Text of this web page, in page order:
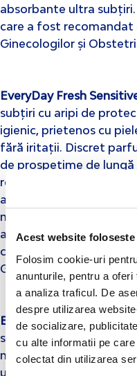
Acest website
Folosim cookie-uri
anunturile, pentru a
a analiza traficul. De
despre utilizarea
de socializare,
cu alte informatii pe
colectat din utilizarea
absorbante ultra
care a fost recomandat
Ginecologilor și
EveryDay Fresh
subțiri cu aripi de
igienic, prietenos cu
fără iritații. Discret
de prospețime de
revoluționară
asigură o suprafață
mare în centrul
absorbante ultra
care a fost recomandat
Ginecologilor și
EveryDay Hyperdry
superior super-
miez dublu, menține de